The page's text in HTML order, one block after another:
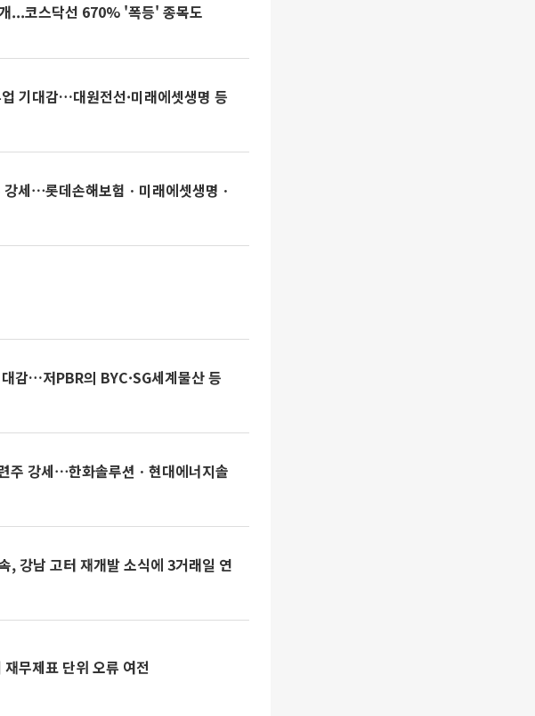
...코스닥선 670% '폭등' 종목도
기대감…대원전선·미래에셋생명 등
세⋯롯데손해보험ㆍ미래에셋생명ㆍ
감…저PBR의 BYC·SG세계물산 등
주 강세⋯한화솔루션ㆍ현대에너지솔
, 강남 고터 재개발 소식에 3거래일 연
무제표 단위 오류 여전